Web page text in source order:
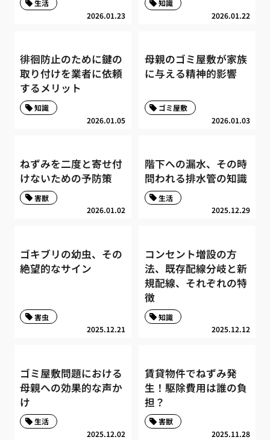
2026.01.23
生活
2026.01.22
知識
徘徊防止のために鍵の
取り付けを業者に依頼
するメリット
2026.01.05
知識
母親のゴミ屋敷が家族
に与える精神的影響
2026.01.03
ゴミ屋敷
ねずみを二度と寄せ付
けないための予防策
2026.01.02
害獣
階下への漏水、その時
問われる排水管の知識
2025.12.29
生活
ゴキブリの幼虫、その
絶望的なサイン
2025.12.21
害虫
コンセント増設の方
法、既存配線分岐と新
規配線、それぞれの特
徴
2025.12.12
知識
ゴミ屋敷問題における
母親への効果的な声か
け
2025.12.02
生活
賃貸物件でねずみ発
生！駆除費用は誰の負
担？
2025.11.28
害獣